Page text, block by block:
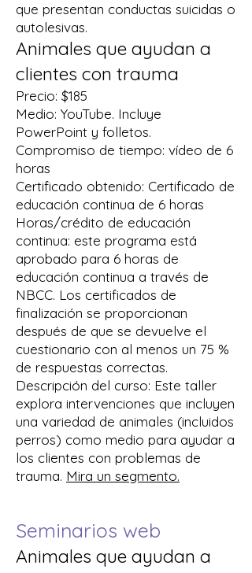
que presentan conductas suicidas o
autolesivas.
Animales que ayudan a
clientes con trauma
Precio: $185
Medio: YouTube. Incluye
PowerPoint y folletos.
Compromiso de tiempo: vídeo de 6
horas
Certificado obtenido: Certificado de
educación continua de 6 horas
Horas/crédito de educación
continua: este programa está
aprobado para 6 horas de
educación continua a través de
NBCC. Los certificados de
finalización se proporcionan
después de que se devuelve el
cuestionario con al menos un 75 %
de respuestas correctas.
Descripción del curso: Este taller
explora intervenciones que incluyen
una variedad de animales (incluidos
perros) como medio para ayudar a
los clientes con problemas de
trauma. Mira un segmento.
Seminarios web
Animales que ayudan a